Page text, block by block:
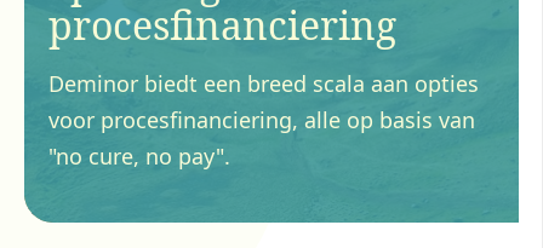
procesfinanciering
Deminor biedt een breed scala aan opties
voor procesfinanciering, alle op basis van
"no cure, no pay".